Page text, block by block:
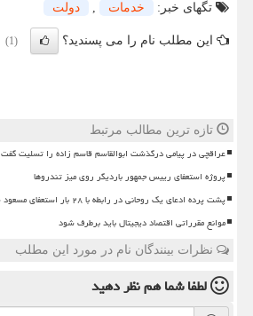
تگهای خبر:
خدمات , دولت
این مطلب نام را می پسندید؟ (1)
تازه ترین مطالب مرتبط
عراقچی در پیامی درگذشت ابوالقاسم قاسم زاده را تسلیت گفت
پروژه استعفای رییس جمهور باردیگر روی میز تندروها
پشت پرده ادعای یک روحانی در رابطه با ۲۸ بار استعفای مسعود پزشکیان
موانع مقرراتی اقتصاد دیجیتال باید برطرف شود
نظرات بینندگان نام در مورد این مطلب
لطفا شما همنظر دهید